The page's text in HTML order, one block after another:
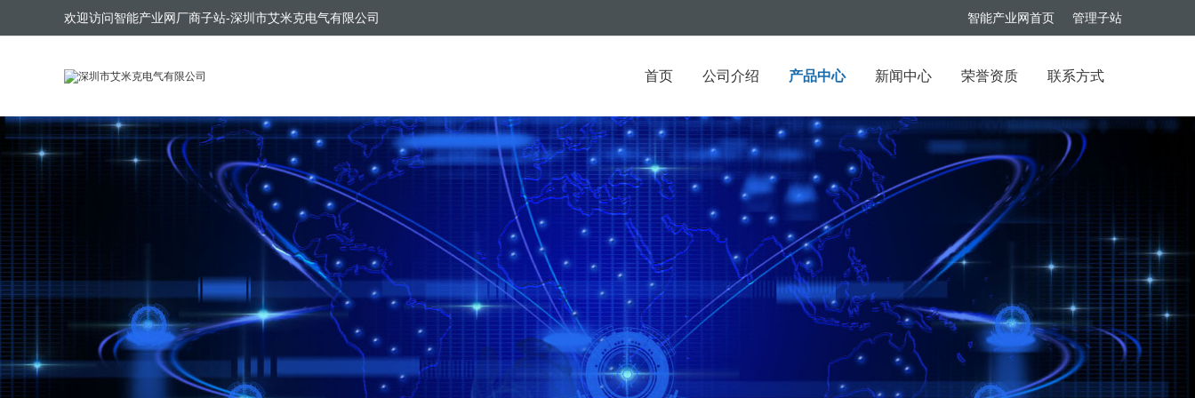
智能产业网首页 管理子站
欢迎访问智能产业网厂商子站-深圳市艾米克电气有限公司
首页 公司介绍 产品中心 新闻中心 荣誉资质 联系方式